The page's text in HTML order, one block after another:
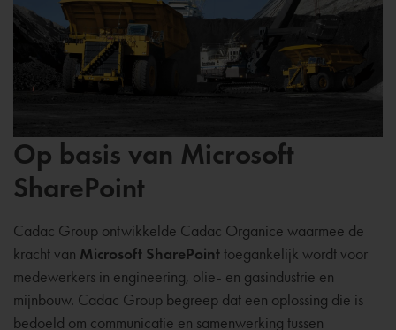
Op basis van Microsoft
SharePoint
Cadac Group ontwikkelde Cadac Organice waarmee de
kracht van Microsoft SharePoint toegankelijk wordt voor
medewerkers in engineering, olie- en gasindustrie en
mijnbouw. Cadac Group begreep dat een oplossing die is
bedoeld om communicatie en samenwerking tussen